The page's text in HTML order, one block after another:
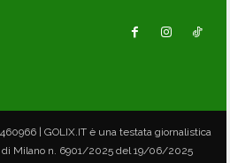
| GOLIX.IT è una testata giornalistica
di Milano n. 6901/2025 del 19/06/2025